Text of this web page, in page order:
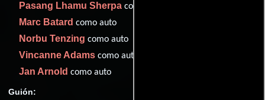
Pasang Lhamu Sherpa como auto
Marc Batard como auto
Norbu Tenzing como auto
Vincanne Adams como auto
Jan Arnold como auto
Guión: